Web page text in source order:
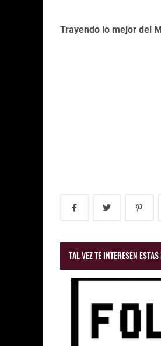
Trayendo lo mejor del
TAL VEZ TE INTERESEN